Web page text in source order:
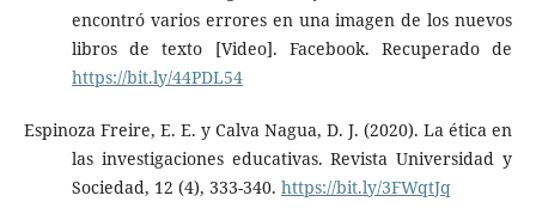
encontró varios errores en una imagen de los nuevos
libros de texto [Video]. Facebook. Recuperado de
https://bit.ly/44PDL54
Espinoza Freire, E. E. y Calva Nagua, D. J. (2020). La ética en
las investigaciones educativas. Revista Universidad y
Sociedad, 12 (4), 333-340. https://bit.ly/3FWqtJq